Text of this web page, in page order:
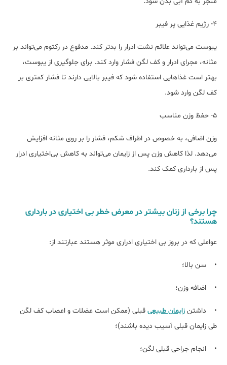
۴- رژیم غذایی پر فیبر
یبوست می‌تواند علائم نشت ادرار را بدتر کند. مدفوع در رکتوم می‌تواند بر
مثانه، مجرای ادرار و کف لگن فشار وارد کند. برای جلوگیری از یبوست،
بهتر است غذاهایی استفاده شود که فیبر بالایی دارند تا فشار کمتری بر
کف لگن وارد شود.
۵- حفظ وزن مناسب
وزن اضافی، به خصوص در اطراف شکم، فشار را بر روی مثانه افزایش
می‌دهد. لذا کاهش وزن پس از زایمان می‌تواند به کاهش بی‌اختیاری ادرار
پس از بارداری کمک کند.
چرا برخی از زنان بیشتر در معرض خطر بی اختیاری در بارداری
هستند؟
عواملی که در بروز بی اختیاری ادراری موثر هستند عبارتند از:
• سن بالا؛
• اضافه وزن؛
• داشتن زایمان طبیعی قبلی (ممکن است عضلات و اعصاب کف لگن
طی زایمان قبلی آسیب دیده باشند)؛
• انجام جراحی قبلی لگن؛